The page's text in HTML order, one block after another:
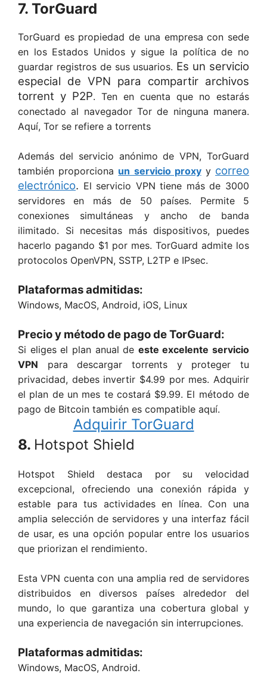
7. TorGuard
TorGuard es propiedad de una empresa con sede
en los Estados Unidos y sigue la política de no
guardar registros de sus usuarios. Es un servicio
especial de VPN para compartir archivos
torrent y P2P. Ten en cuenta que no estarás
conectado al navegador Tor de ninguna manera.
Aquí, Tor se refiere a torrents
Además del servicio anónimo de VPN, TorGuard
también proporciona un servicio proxyy correo
electrónico. El servicio VPN tiene más de 3000
servidores en más de 50 países. Permite 5
conexiones simultáneas y ancho de banda
ilimitado. Si necesitas más dispositivos, puedes
hacerlo pagando $1 por mes. TorGuard admite los
protocolos OpenVPN, SSTP, L2TP e IPsec.
Plataformas admitidas:
Windows, MacOS, Android, iOS, Linux
Precio y método de pago de TorGuard:
Si eliges el plan anual de este excelente servicio
VPN para descargar torrents y proteger tu
privacidad, debes invertir $4.99 por mes. Adquirir
el plan de un mes te costará $9.99. El método de
pago de Bitcoin también es compatible aquí.
Adquirir TorGuard
8. Hotspot Shield
Hotspot Shield destaca por su velocidad
excepcional, ofreciendo una conexión rápida y
estable para tus actividades en línea. Con una
amplia selección de servidores y una interfaz fácil
de usar, es una opción popular entre los usuarios
que priorizan el rendimiento.
Esta VPN cuenta con una amplia red de servidores
distribuidos en diversos países alrededor del
mundo, lo que garantiza una cobertura global y
una experiencia de navegación sin interrupciones.
Plataformas admitidas:
Windows, MacOS, Android.